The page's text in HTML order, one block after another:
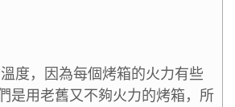
度，因為每個烤箱的火力有些
是用老舊又不夠火力的烤箱，所